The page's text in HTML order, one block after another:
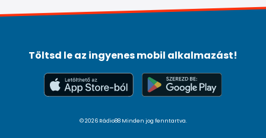
Töltsd le az ingyenes mobil alkalmazást!
© 2026 Rádio88 Minden jog fenntartva.